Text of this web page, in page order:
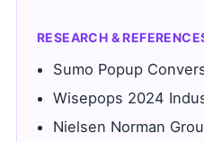
RESEARCH &
Sumo Popup
Wisepops 2024
Nielsen Norman